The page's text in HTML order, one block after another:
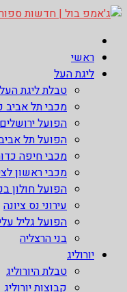
Skip
content
ג'אמפ בול | חדשות ספורט |
אתר גאמפ בול ישראל
ליגות הכדורסל הטובות
יורוליג, ועוד. לפרטים
ראשי
ליגת העל
טבלת ליגת העל
מכבי תל אביב
הפועל
הפועל תל
מכבי חיפה
מכבי ראשון
הפועל חולון
עירוני נס ציונה
הפועל גליל
בני הרצליה
יורוליג
טבלת היורוליג
קבוצות יורוליג